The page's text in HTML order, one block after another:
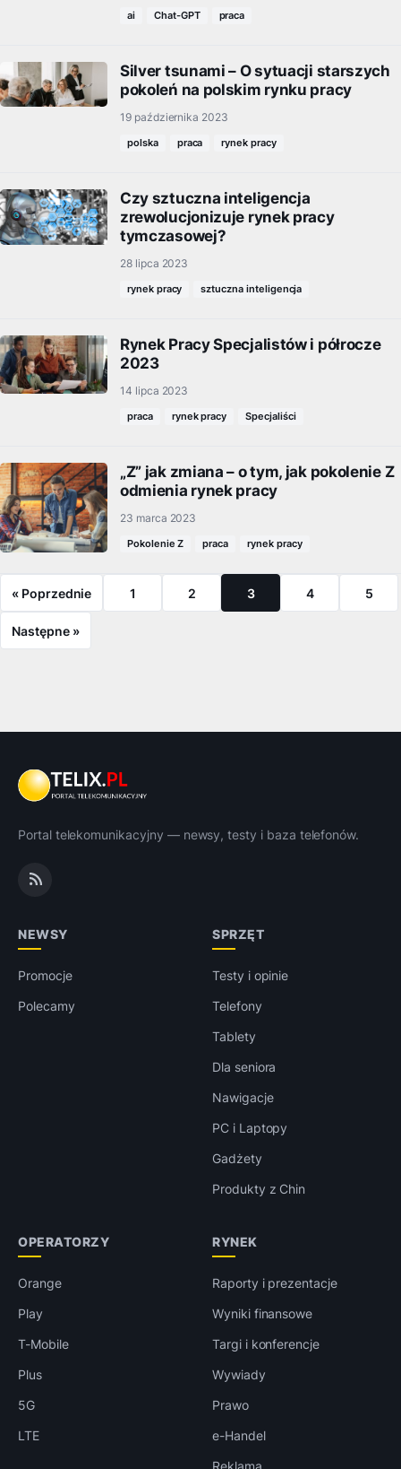
ai Chat-GPT praca
Silver tsunami – O sytuacji starszych
pokoleń na polskim rynku pracy
19 października 2023
polska praca rynek pracy
Czy sztuczna inteligencja
zrewolucjonizuje rynek pracy
tymczasowej?
28 lipca 2023
rynek pracy sztuczna inteligencja
Rynek Pracy Specjalistów i półrocze
2023
14 lipca 2023
praca rynek pracy Specjaliści
„Z” jak zmiana – o tym, jak pokolenie Z
odmienia rynek pracy
23 marca 2023
Pokolenie Z praca rynek pracy
« Poprzednie 1 2 3 4 5
Następne »
Portal telekomunikacyjny — newsy, testy i baza telefonów.
NEWSY
Promocje
Polecamy
SPRZĘT
Testy i opinie
Telefony
Tablety
Dla seniora
Nawigacje
PC i Laptopy
Gadżety
Produkty z Chin
OPERATORZY
Orange
Play
T-Mobile
Plus
5G
LTE
RYNEK
Raporty i prezentacje
Wyniki finansowe
Targi i konferencje
Wywiady
Prawo
e-Handel
Reklama